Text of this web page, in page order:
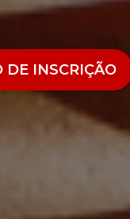
DE INSCRIÇÃO